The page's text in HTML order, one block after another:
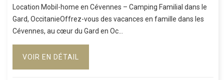
Location Mobil-home en Cévennes – Camping Familial dans le
Gard, OccitanieOffrez-vous des vacances en famille dans les
Cévennes, au cœur du Gard en Oc...
VOIR EN DÉTAIL